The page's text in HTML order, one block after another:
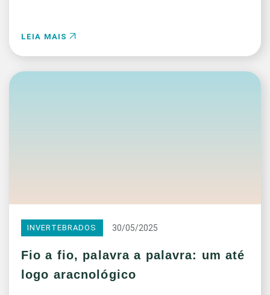
LEIA MAIS
INVERTEBRADOS 30/05/2025
Fio a fio, palavra a palavra: um até
logo aracnológico